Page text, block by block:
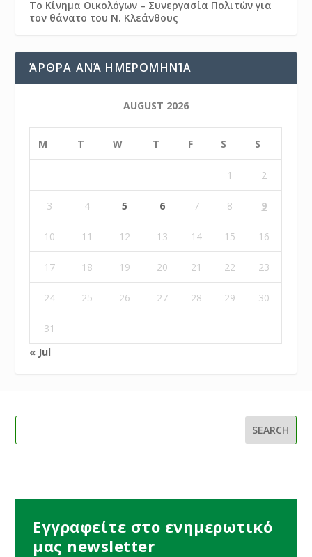
Το Κίνημα Οικολόγων – Συνεργασία Πολιτών για
τον θάνατο του Ν. Κλεάνθους
ΆΡΘΡΑ ΑΝΆ ΗΜΕΡΟΜΗΝΊΑ
AUGUST 2026
M T W T F S S
1 2
3 4 5 6 7 8 9
10 11 12 13 14 15 16
17 18 19 20 21 22 23
24 25 26 27 28 29 30
31
« Jul
Εγγραφείτε στο ενημερωτικό
μας newsletter